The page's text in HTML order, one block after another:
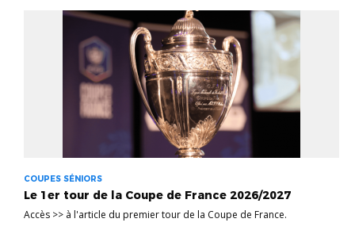
COUPES SÉNIORS
Le 1er tour de la Coupe de France 2026/2027
Accès >> à l'article du premier tour de la Coupe de France.